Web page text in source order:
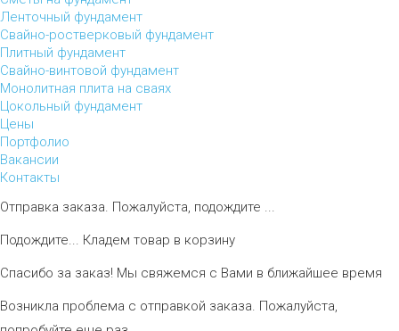
Ленточный фундамент
Свайно-ростверковый фундамент
Плитный фундамент
Свайно-винтовой фундамент
Монолитная плита на сваях
Цокольный фундамент
Цены
Портфолио
Вакансии
Контакты
Отправка заказа. Пожалуйста, подождите ...
Подождите... Кладем товар в корзину
Спасибо за заказ! Мы свяжемся с Вами в ближайшее время
Возникла проблема с отправкой заказа. Пожалуйста,